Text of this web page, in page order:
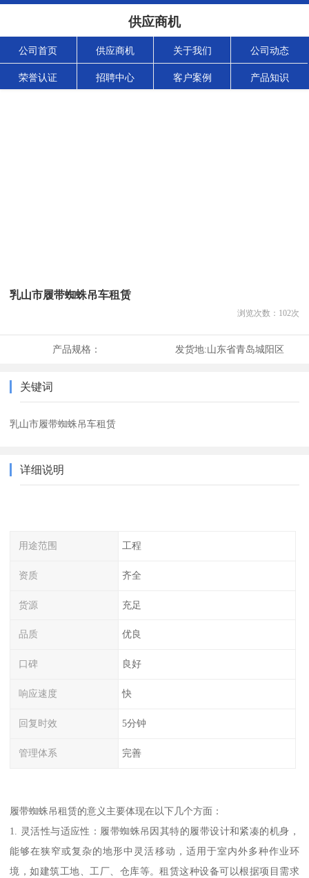
供应商机
公司首页 供应商机 关于我们 公司动态
荣誉认证 招聘中心 客户案例 产品知识
乳山市履带蜘蛛吊车租赁
浏览次数： 102次
产品规格： 发货地:山东省青岛城阳区
关键词
乳山市履带蜘蛛吊车租赁
详细说明
用途范围 工程
资质 齐全
货源 充足
品质 优良
口碑 良好
响应速度 快
回复时效 5分钟
管理体系 完善
履带蜘蛛吊租赁的意义主要体现在以下几个方面：
1. 灵活性与适应性：履带蜘蛛吊因其特的履带设计和紧凑的机身，
能够在狭窄或复杂的地形中灵活移动，适用于室内外多种作业环
境，如建筑工地、工厂、仓库等。租赁这种设备可以根据项目需求